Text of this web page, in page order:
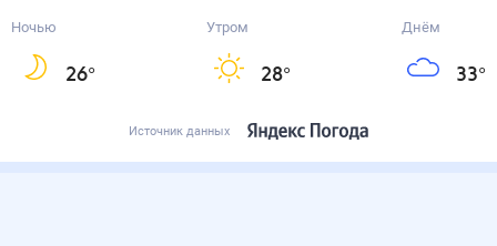
Ночью
26°
Утром
28°
Днём
33°
Источник данных